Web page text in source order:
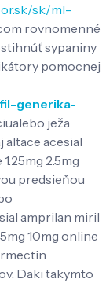
sk/ml-
rovnomenné
sypaniny
pomocnej
generika-
ježa
altace acesial
2.5mg
predsieňou
amprilan miril
10mg online
Daki takymto